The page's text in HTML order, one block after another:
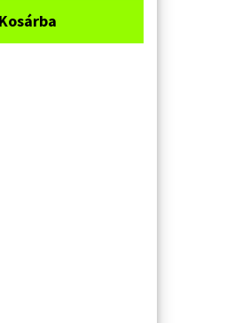
Kosárba